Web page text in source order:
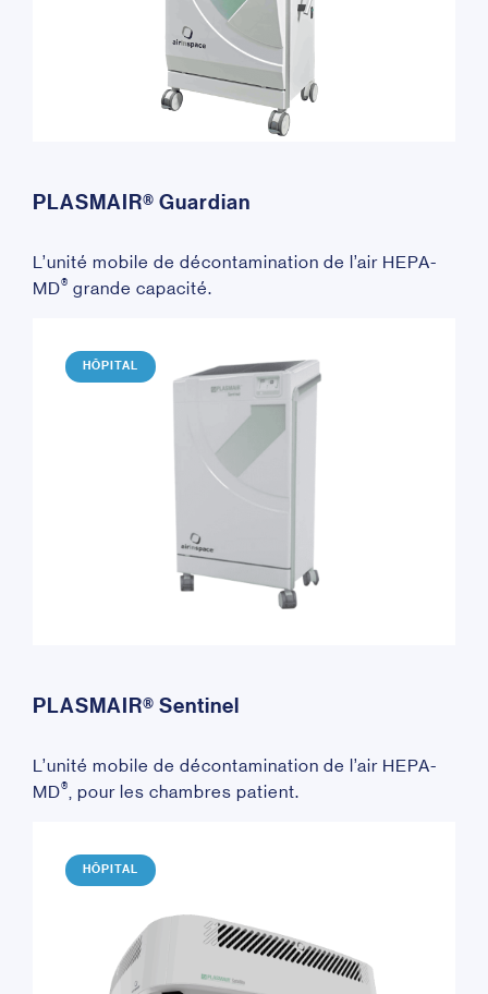
PLASMAIR® Guardian
L’unité mobile de décontamination de l’air HEPA-
MD® grande capacité.
HÔPITAL
PLASMAIR® Sentinel
L’unité mobile de décontamination de l’air HEPA-
MD®, pour les chambres patient.
HÔPITAL